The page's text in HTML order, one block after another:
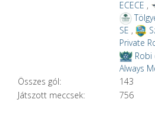
ECECE ,
SE ,
Private
Robi
Always
Összes gól:
143
Játszott meccsek:
756